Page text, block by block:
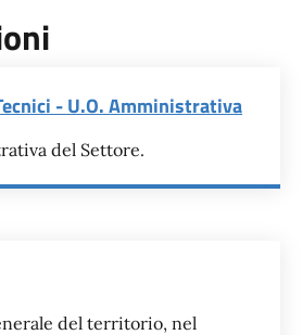
- U.O. Amministrativa
del Settore.
del territorio, nel